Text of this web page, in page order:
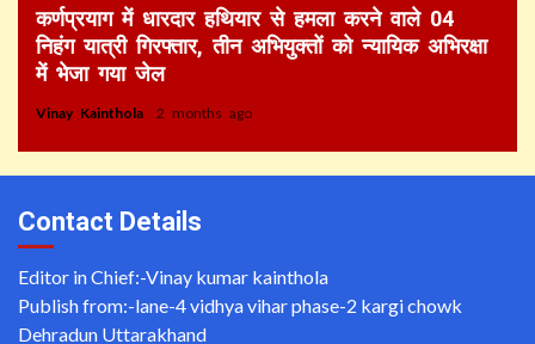
कर्णप्रयाग में धारदार हथियार से हमला करने वाले 04
निहंग यात्री गिरफ्तार, तीन अभियुक्तों को न्यायिक अभिरक्षा
में भेजा गया जेल
Vinay Kainthola 2 months ago
Contact Details
Editor in Chief:-Vinay kumar kainthola
Publish from:-lane-4 vidhya vihar phase-2 kargi chowk
Dehradun Uttarakhand